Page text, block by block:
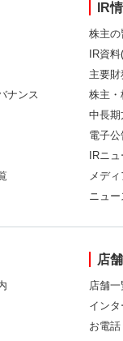
ナンス
IR
株主の
IR資
主要
株主・
中長期
電子公
IRニ
メデ
ニュ
店
店舗一
イン
お電